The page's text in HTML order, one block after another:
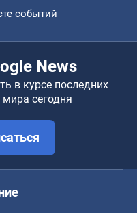
событий
News
в курсе последних
сегодня